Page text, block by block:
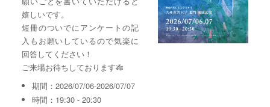
嬉しいです。
短冊のついでにアンケートの記
入もお願いしているので気楽に
回答してください！
ご来場お待ちしております🎋
期間：2026/07/06-2026/07/07
時間：19:30 - 20:30